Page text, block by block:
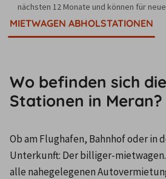
nächsten 12 Monate und können für
MIETWAGEN ABHOLSTATIONEN
Wo befinden sich
Stationen in Meran?
Ob am Flughafen, Bahnhof oder in
Unterkunft: Der billiger-
alle nahegelegenen